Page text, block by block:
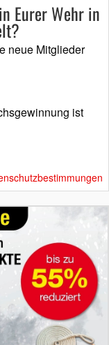
Eurer Wehr in
neue Mitglieder
ist